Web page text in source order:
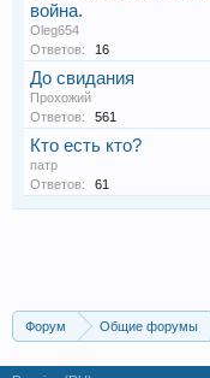
война.
Oleg654
Ответов:
16
До свидания
Прохожий
Ответов:
561
Кто есть кто?
патр
Ответов:
61
Форум Общие форумы